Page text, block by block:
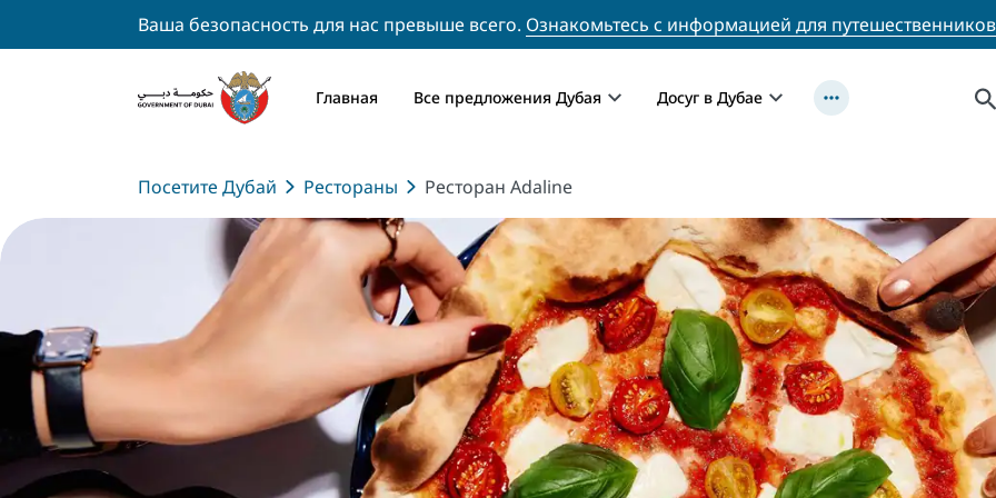
Ваша безопасность для нас превыше всего. Ознакомьтесь с информацией для путешественников
Главная Все предложения Дубая Досуг в Дубае
Посетите Дубай Рестораны Ресторан Adaline